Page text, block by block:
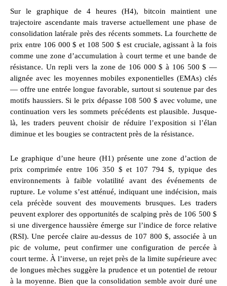
Sur le graphique de 4 heures (H4), bitcoin maintient une
trajectoire ascendante mais traverse actuellement une phase de
consolidation latérale près des récents sommets. La fourchette de
prix entre 106 000 $ et 108 500 $ est cruciale, agissant à la fois
comme une zone d’accumulation à court terme et une bande de
résistance. Un repli vers la zone de 106 000 $ à 106 500 $ —
alignée avec les moyennes mobiles exponentielles (EMAs) clés
— offre une entrée longue favorable, surtout si soutenue par des
motifs haussiers. Si le prix dépasse 108 500 $ avec volume, une
continuation vers les sommets précédents est plausible. Jusque-
là, les traders peuvent choisir de réduire l’exposition si l’élan
diminue et les bougies se contractent près de la résistance.
Le graphique d’une heure (H1) présente une zone d’action de
prix comprimée entre 106 350 $ et 107 794 $, typique des
environnements à faible volatilité avant des événements de
rupture. Le volume s’est atténué, indiquant une indécision, mais
cela précède souvent des mouvements brusques. Les traders
peuvent explorer des opportunités de scalping près de 106 500 $
si une divergence haussière émerge sur l’indice de force relative
(RSI). Une percée claire au-dessus de 107 800 $, associée à un
pic de volume, peut confirmer une configuration de percée à
court terme. À l’inverse, un rejet près de la limite supérieure avec
de longues mèches suggère la prudence et un potentiel de retour
à la moyenne. Bien que la consolidation semble avoir duré une